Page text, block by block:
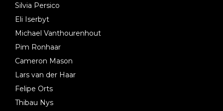
Silvia Persico
Eli Iserbyt
Michael Vanthourenhout
Pim Ronhaar
Cameron Mason
Lars van der Haar
Felipe Orts
Thibau Nys